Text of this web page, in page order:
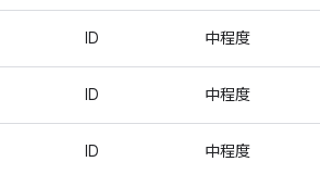
ID 中程度
ID 中程度
ID 中程度